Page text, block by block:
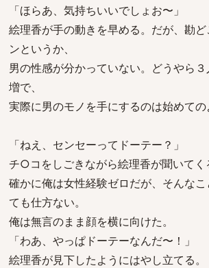
「ほらあ、気持ちいいでしょお〜」
絵理香が手の動きを早める。だが、勘
ンというか、
男の性感が分かっていない。どうやら
増で、
実際に男のモノを手にするのは始めての
「ねえ、センセーってドーテー？」
チ○コをしごきながら絵理香が聞いてく
確かに俺は女性経験ゼロだが、そんな
ても仕方ない。
俺は無言のまま顔を横に向けた。
「わあ、やっぱドーテーなんだ〜！」
絵理香が見下したようにはやし立てる。